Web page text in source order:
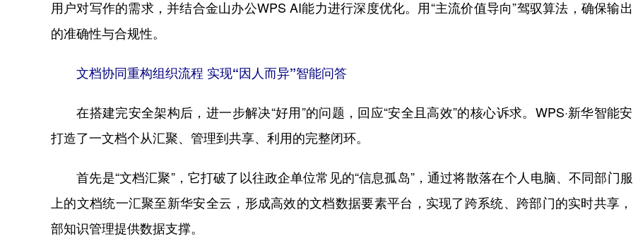
用户对写作的需求，并结合金山办公WPS AI能力进行深度优化。用“主流价值导向”驾驭算法，确保输
的准确性与合规性。
文档协同重构组织流程 实现“因人而异”智能问答
在搭建完安全架构后，进一步解决“好用”的问题，回应“安全且高效”的核心诉求。WPS·新华智能
打造了一文档个从汇聚、管理到共享、利用的完整闭环。
首先是“文档汇聚”，它打破了以往政企单位常见的“信息孤岛”，通过将散落在个人电脑、不同部门
上的文档统一汇聚至新华安全云，形成高效的文档数据要素平台，实现了跨系统、跨部门的实时共享
部知识管理提供数据支撑。